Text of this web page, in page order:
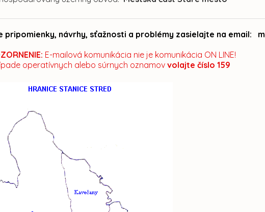
pripomienky, návrhy, sťažnosti a problémy zasielajte na email:
E-mailová komunikácia nie je komunikácia ON LINE!
operatívnych alebo súrnych oznamovvolajte číslo 159